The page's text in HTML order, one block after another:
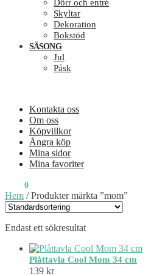
Dörr och entré
Skyltar
Dekoration
Bokstöd
SÄSONG
Jul
Påsk
Kontakta oss
Om oss
Köpvillkor
Ångra köp
Mina sidor
Mina favoriter
0
Hem /Produkter märkta ”mom”
Endast ett sökresultat
Plåttavla Cool Mom 34 cm
139 kr